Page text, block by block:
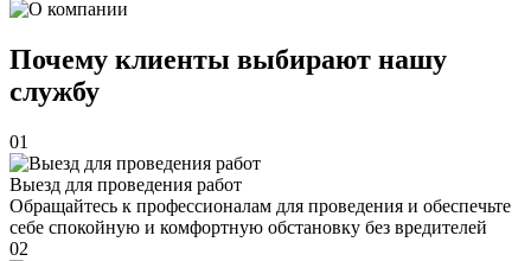
Почему клиенты выбирают нашу
службу
01
Выезд для проведения работ
Обращайтесь к профессионалам для проведения и обеспечьте
себе спокойную и комфортную обстановку без вредителей
02